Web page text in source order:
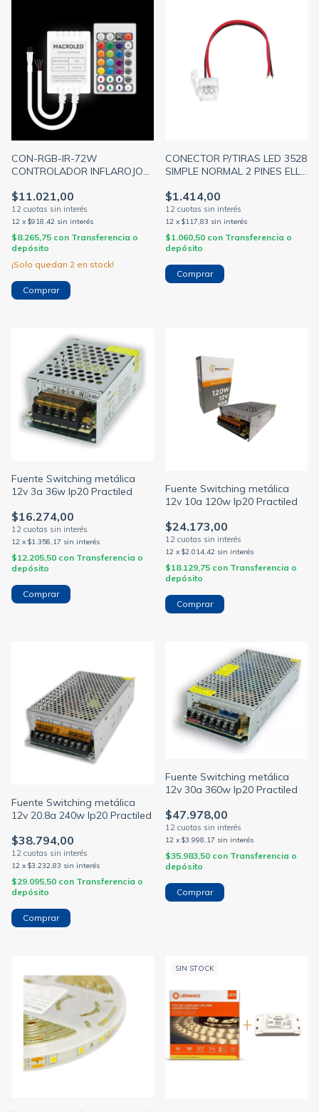
CON-RGB-IR-72W
CONTROLADOR INFLAROJO
$11.021,00
12 x $918,42 sin interés
$8.265,75 con Transferencia o
depósito
¡Solo quedan 2 en stock!
CONECTOR P/TIRAS LED 3528
SIMPLE NORMAL 2 PINES ELL-
$1.414,00
12 x $117,83 sin interés
$1.060,50 con Transferencia o
depósito
Fuente Switching metálica
12v 3a 36w Ip20 Practiled
$16.274,00
12 x $1.356,17 sin interés
$12.205,50 con Transferencia o
depósito
Fuente Switching metálica
12v 10a 120w Ip20 Practiled
$24.173,00
12 x $2.014,42 sin interés
$18.129,75 con Transferencia o
depósito
Fuente Switching metálica
12v 20.8a 240w Ip20 Practiled
$38.794,00
12 x $3.232,83 sin interés
$29.095,50 con Transferencia o
depósito
Fuente Switching metálica
12v 30a 360w Ip20 Practiled
$47.978,00
12 x $3.998,17 sin interés
$35.983,50 con Transferencia o
depósito
SIN STOCK